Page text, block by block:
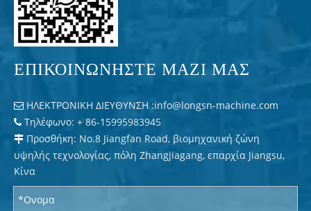
ΕΠΙΚΟΙΝΩΝΗΣΤΕ ΜΑΖΙ ΜΑΣ
 ΗΛΕΚΤΡΟΝΙΚΗ ΔΙΕΥΘΥΝΣΗ :info@longsn-machine.com
 Τηλέφωνο: + 86-15995983945
 Προσθήκη: No.8 Jiangfan Road, βιομηχανική ζώνη
υψηλής τεχνολογίας, πόλη Zhangjiagang, επαρχία Jiangsu,
Κίνα